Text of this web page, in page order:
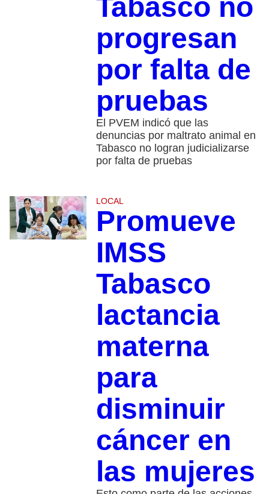
Tabasco no
progresan
por falta de
pruebas
El PVEM indicó que las
denuncias por maltrato animal en
Tabasco no logran judicializarse
por falta de pruebas
LOCAL
Promueve
IMSS
Tabasco
lactancia
materna
para
disminuir
cáncer en
las mujeres